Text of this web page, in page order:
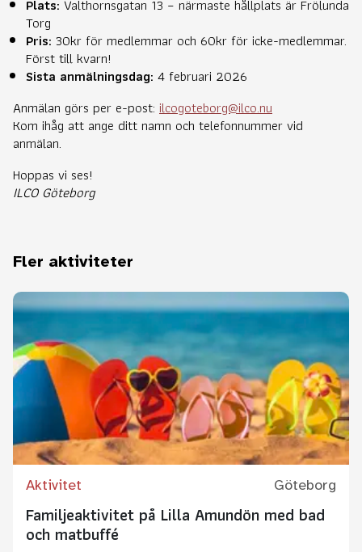
Plats: Valthornsgatan 13 – närmaste hållplats är Frölunda
Torg
Pris: 30kr för medlemmar och 60kr för icke-medlemmar.
Först till kvarn!
Sista anmälningsdag: 4 februari 2026
Anmälan görs per e-post: ilcogoteborg@ilco.nu
Kom ihåg att ange ditt namn och telefonnummer vid
anmälan.
Hoppas vi ses!
ILCO Göteborg
Fler aktiviteter
Aktivitet Göteborg
Familjeaktivitet på Lilla Amundön med bad
och matbuffé